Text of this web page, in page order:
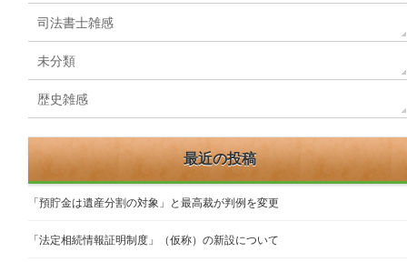
司法書士雑感
未分類
歴史雑感
最近の投稿
「預貯金は遺産分割の対象」と最高裁が判例を変更
「法定相続情報証明制度」（仮称）の新設について